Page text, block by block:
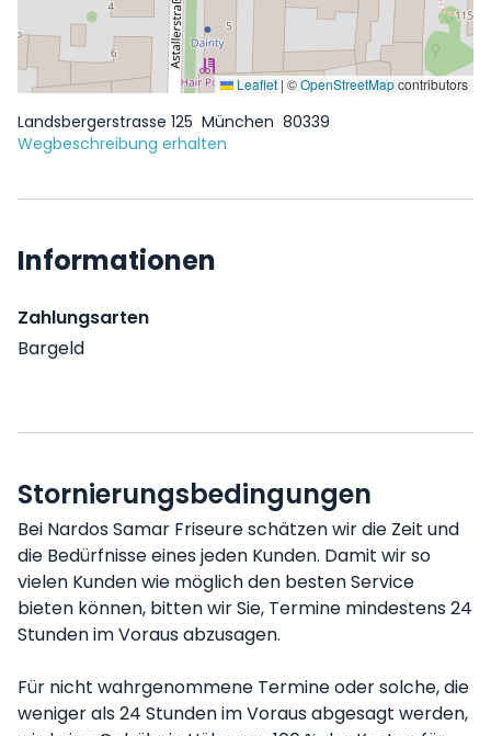
Leaflet | ©OpenStreetMapcontributors
Landsbergerstrasse 125 München 80339
Wegbeschreibung erhalten
Informationen
Zahlungsarten
Bargeld
Stornierungsbedingungen
Bei Nardos Samar Friseure schätzen wir die Zeit und
die Bedürfnisse eines jeden Kunden. Damit wir so
vielen Kunden wie möglich den besten Service
bieten können, bitten wir Sie, Termine mindestens 24
Stunden im Voraus abzusagen.
Für nicht wahrgenommene Termine oder solche, die
weniger als 24 Stunden im Voraus abgesagt werden,